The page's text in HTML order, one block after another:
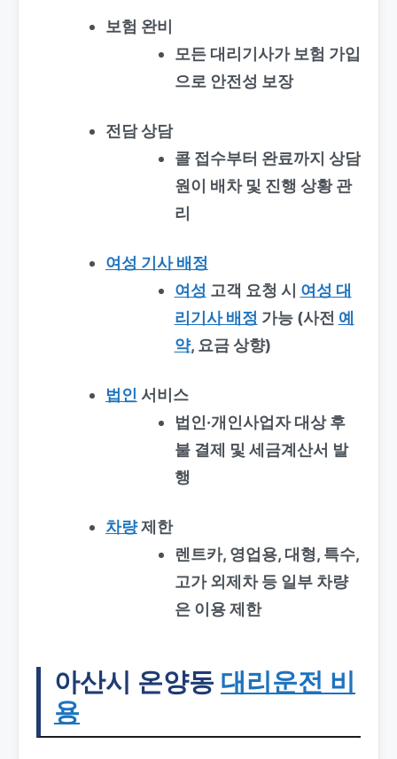
보험 완비
모든 대리기사가 보험 가입
으로 안전성 보장
전담 상담
콜 접수부터 완료까지 상담
원이 배차 및 진행 상황 관
리
여성 기사 배정
여성 고객 요청 시 여성 대
리기사 배정 가능 (사전 예
약, 요금 상향)
법인 서비스
법인·개인사업자 대상 후
불 결제 및 세금계산서 발
행
차량제한
렌트카, 영업용, 대형, 특수,
고가 외제차 등 일부 차량
은 이용 제한
아산시 온양동 대리운전 비
용